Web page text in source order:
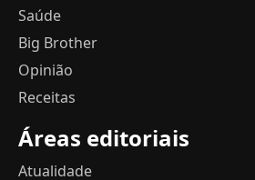
Saúde
Big Brother
Opinião
Receitas
Áreas editoriais
Atualidade